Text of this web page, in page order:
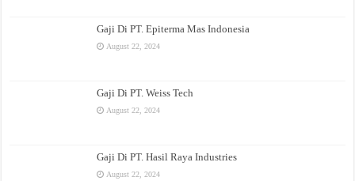
Gaji Di PT. Epiterma Mas Indonesia
August 22, 2024
Gaji Di PT. Weiss Tech
August 22, 2024
Gaji Di PT. Hasil Raya Industries
August 22, 2024